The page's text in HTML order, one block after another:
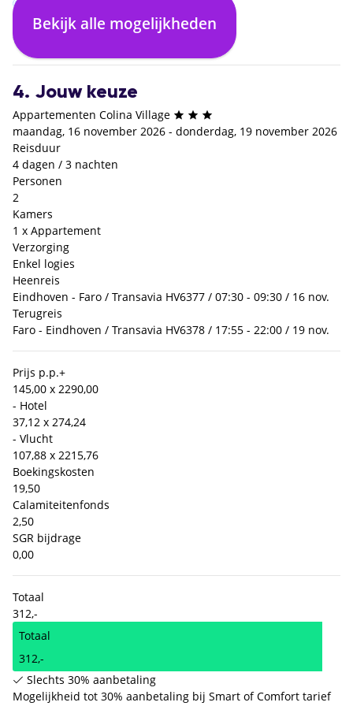
Enkel logies
€ 0,- p.p.
Bekijk alle mogelijkheden
4. Jouw keuze
Appartementen Colina Village
maandag, 16 november 2026 - donderdag, 19 november 2026
Reisduur
4 dagen / 3 nachten
Personen
2
Kamers
1 x Appartement
Verzorging
Enkel logies
Heenreis
Eindhoven - Faro / Transavia HV6377 / 07:30 - 09:30 / 16 nov.
Terugreis
Faro - Eindhoven / Transavia HV6378 / 17:55 - 22:00 / 19 nov.
Prijs p.p.+
145,00 x 2290,00
- Hotel
37,12 x 274,24
- Vlucht
107,88 x 2215,76
Boekingskosten
19,50
Calamiteitenfonds
2,50
SGR bijdrage
0,00
Totaal
312,-
Totaal
312,-
Slechts 30% aanbetaling
Mogelijkheid tot 30% aanbetaling bij Smart of Comfort tarief